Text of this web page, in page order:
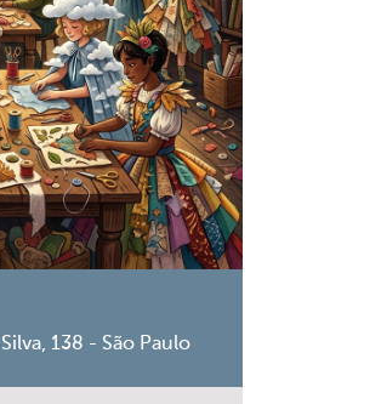
138 - São Paulo